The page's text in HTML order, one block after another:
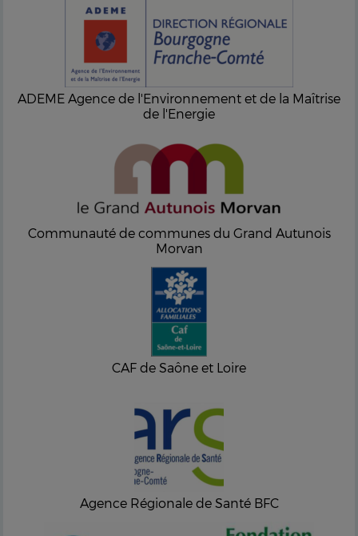
ADEME Agence de l'Environnement et de la Maîtrise
de l'Energie
Communauté de communes du Grand Autunois
Morvan
CAF de Saône et Loire
Agence Régionale de Santé BFC